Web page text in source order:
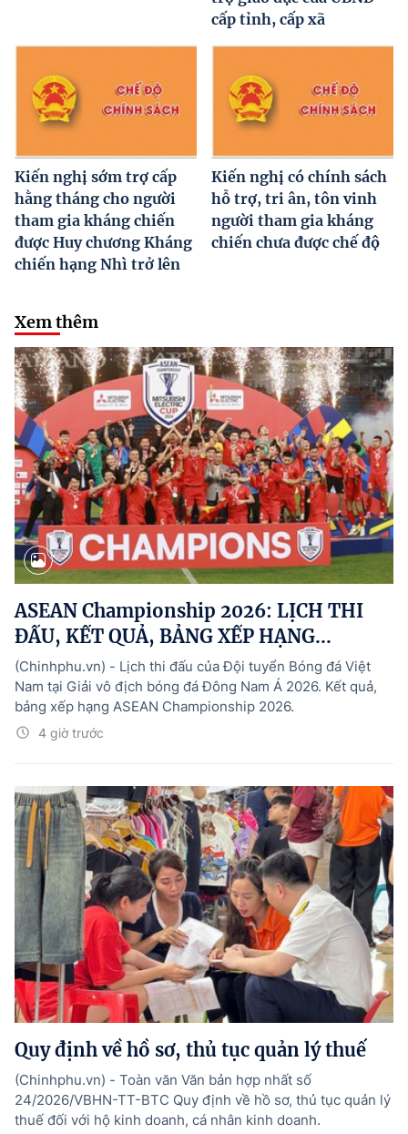
cấp tỉnh, cấp xã
Kiến nghị sớm trợ cấp
hằng tháng cho người
tham gia kháng chiến
được Huy chương Kháng
chiến hạng Nhì trở lên
Kiến nghị có chính sách
hỗ trợ, tri ân, tôn vinh
người tham gia kháng
chiến chưa được chế độ
Xem thêm
ASEAN Championship 2026: LỊCH THI
ĐẤU, KẾT QUẢ, BẢNG XẾP HẠNG...
4 giờ trước
(Chinhphu.vn) - Lịch thi đấu của Đội tuyển Bóng đá Việt
Nam tại Giải vô địch bóng đá Đông Nam Á 2026. Kết quả,
bảng xếp hạng ASEAN Championship 2026.
Quy định về hồ sơ, thủ tục quản lý thuế
(Chinhphu.vn) - Toàn văn Văn bản hợp nhất số
24/2026/VBHN-TT-BTC Quy định về hồ sơ, thủ tục quản lý
thuế đối với hộ kinh doanh, cá nhân kinh doanh.